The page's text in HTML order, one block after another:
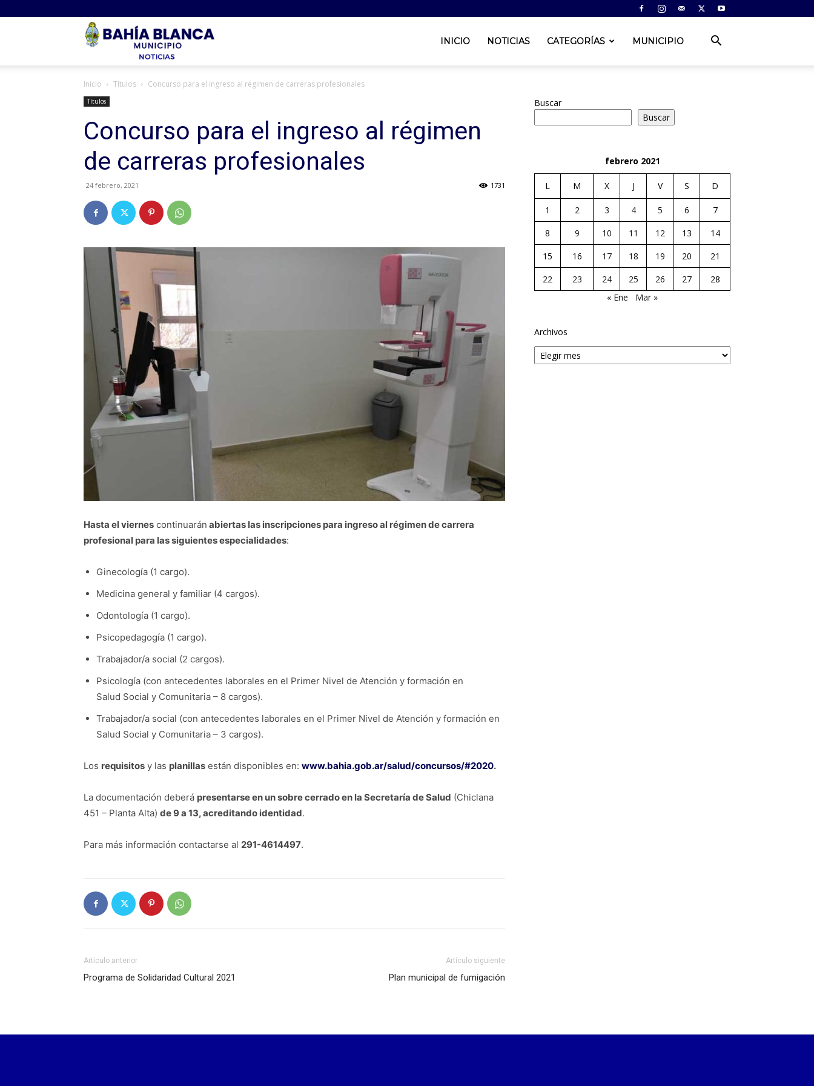
Bahia
INICIO NOTICIAS CATEGORÍAS MUNICIPIO
Inicio Títulos Concurso para el ingreso al régimen de carreras profesionales
Títulos
Concurso para el ingreso al régimen
de carreras profesionales
24 febrero, 2021 1731
Hasta el viernes continuarán abiertas las inscripciones para ingreso al régimen de carrera
profesional para las siguientes especialidades:
Ginecología (1 cargo).
Medicina general y familiar (4 cargos).
Odontología (1 cargo).
Psicopedagogía (1 cargo).
Trabajador/a social (2 cargos).
Psicología (con antecedentes laborales en el Primer Nivel de Atención y formación en
Salud Social y Comunitaria – 8 cargos).
Trabajador/a social (con antecedentes laborales en el Primer Nivel de Atención y formación en
Salud Social y Comunitaria – 3 cargos).
Los requisitos y las planillas están disponibles en: www.bahia.gob.ar/salud/concursos/#2020.
La documentación deberá presentarse en un sobre cerrado en la Secretaría de Salud (Chiclana
451 – Planta Alta) de 9 a 13, acreditando identidad.
Para más información contactarse al 291-4614497.
Artículo anterior
Programa de Solidaridad Cultural 2021
Artículo siguiente
Plan municipal de fumigación
Buscar
Buscar
febrero 2021
L M X J V S D
1 2 3 4 5 6
7
8
9 10 11 12 13
14
15
16 17 18 19 20
21
22
23 24 25 26 27
28
« Ene
Mar »
Archivos